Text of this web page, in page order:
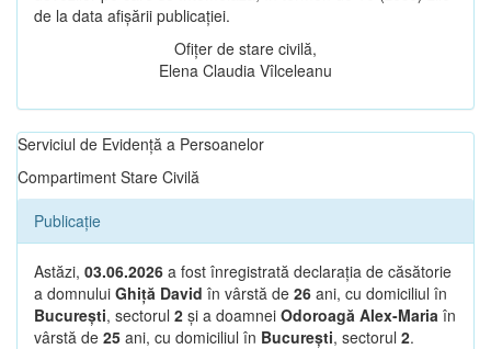
de la data afișării publicației.
Ofițer de stare civilă,
Elena Claudia Vîlceleanu
Serviciul de Evidență a Persoanelor
Compartiment Stare Civilă
Publicație
Astăzi, 03.06.2026 a fost înregistrată declarația de căsătorie
a domnului Ghiță David în vârstă de 26 ani, cu domiciliul în
București, sectorul 2 și a doamnei Odoroagă Alex-Maria în
vârstă de 25 ani, cu domiciliul în București, sectorul 2.